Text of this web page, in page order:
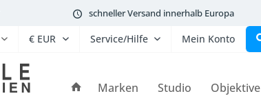
schneller Versand innerhalb Europa
Service/Hilfe Mein Konto
Marken Studio Objektive